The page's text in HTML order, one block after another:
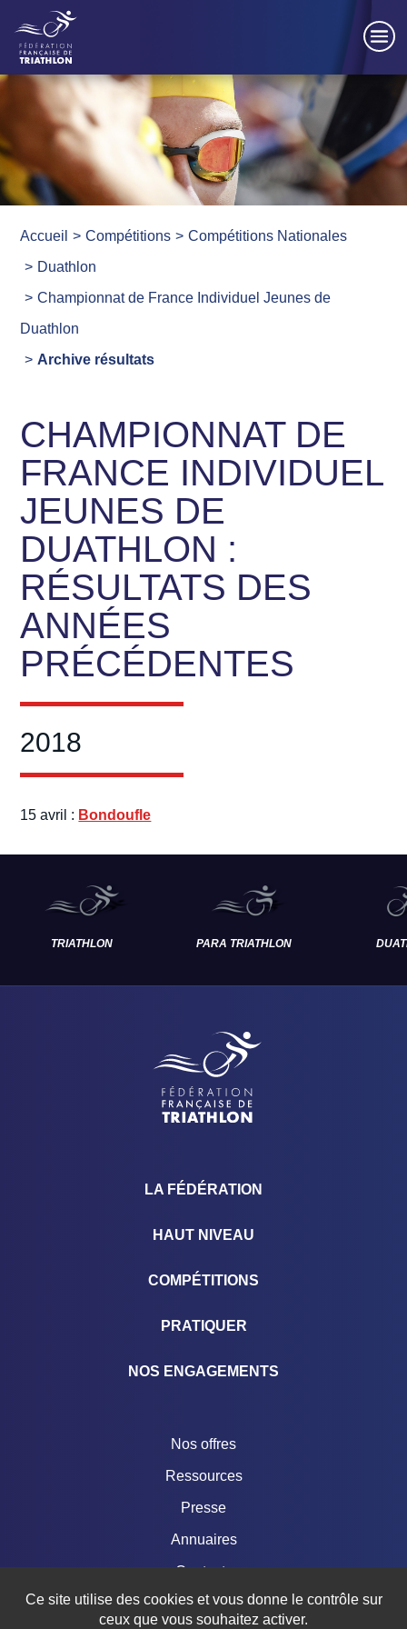
Accueil Compétitions
Compétitions Nationales
Duathlon
Championnat de France Individuel Jeunes de
Duathlon
Archive résultats
CHAMPIONNAT DE
FRANCE INDIVIDUEL
JEUNES DE
DUATHLON :
RÉSULTATS DES
ANNÉES
PRÉCÉDENTES
2018
15 avril : Bondoufle
TRIATHLON PARA TRIATHLON
LA FÉDÉRATION
HAUT NIVEAU
COMPÉTITIONS
PRATIQUER
NOS ENGAGEMENTS
Nos offres
Ressources
Presse
Annuaires
Contacts
Boutique
Panneau de gestion des cookies
Ce site utilise des cookies et vous donne le contrôle sur
ceux que vous souhaitez activer.